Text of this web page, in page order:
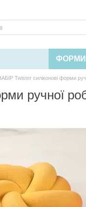
ФОРМИ
Twister силіконові форми
ручної